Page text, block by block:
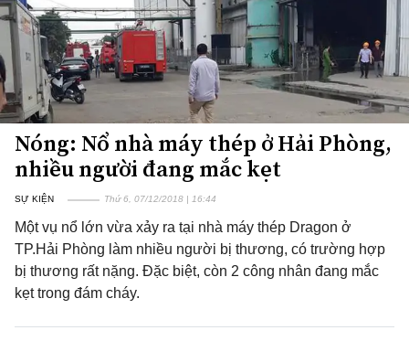
Nóng: Nổ nhà máy thép ở Hải Phòng,
nhiều người đang mắc kẹt
SỰ KIỆN Thứ 6, 07/12/2018 | 16:44
Một vụ nổ lớn vừa xảy ra tại nhà máy thép Dragon ở
TP.Hải Phòng làm nhiều người bị thương, có trường hợp
bị thương rất nặng. Đặc biệt, còn 2 công nhân đang mắc
kẹt trong đám cháy.